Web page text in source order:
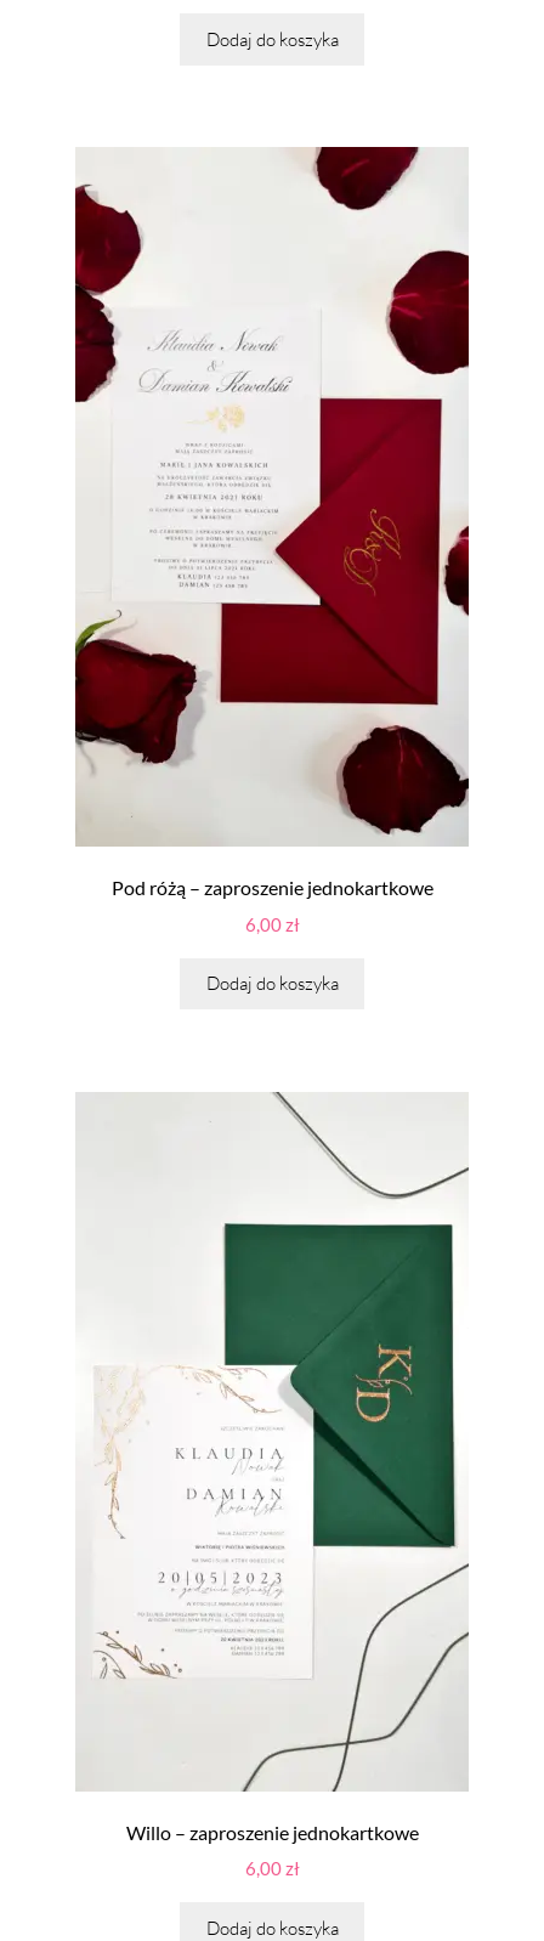
Dodaj do koszyka
Pod różą – zaproszenie jednokartkowe
6,00zł
Dodaj do koszyka
Willo – zaproszenie jednokartkowe
6,00zł
Dodaj do koszyka